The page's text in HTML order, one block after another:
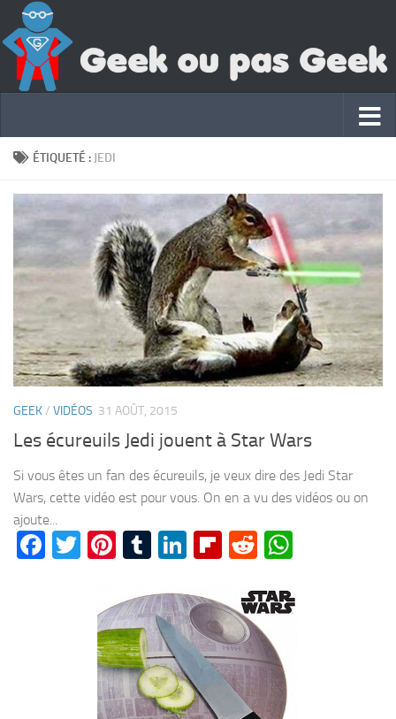
ÉTIQUETÉ : JEDI
GEEK/ VIDÉOS 31 AOÛT, 2015
Les écureuils Jedi jouent à Star Wars
Si vous êtes un fan des écureuils, je veux dire des Jedi Star
Wars, cette vidéo est pour vous. On en a vu des vidéos ou on
ajoute...
Facebook
Twitter
Pinterest
Tumblr
LinkedIn
Flipboard
Reddit